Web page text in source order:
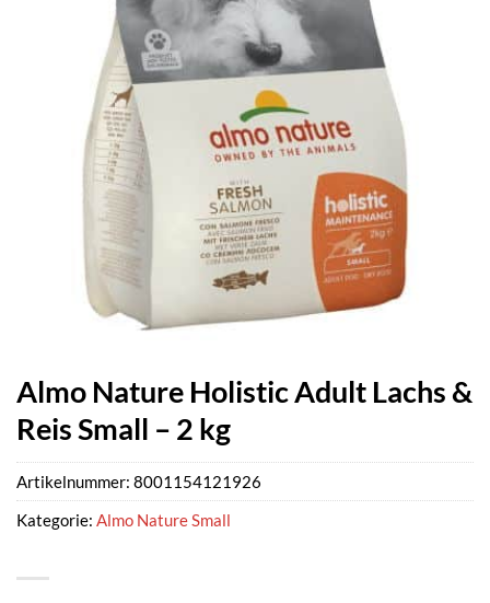
Almo Nature Holistic Adult Lachs &
Reis Small – 2 kg
Artikelnummer: 8001154121926
Kategorie: Almo Nature Small